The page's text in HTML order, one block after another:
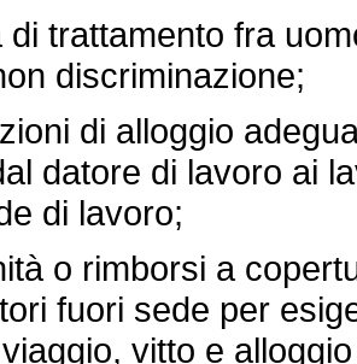
trattamento fra
discriminazione;
di alloggio
datore di lavoro ai
di lavoro;
o rimborsi a
fuori sede per
vitto e